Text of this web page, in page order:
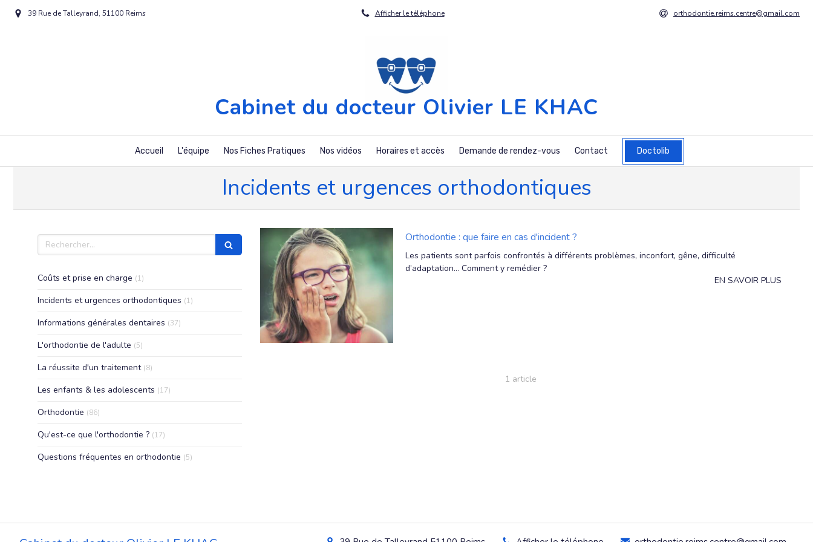
39 Rue de Talleyrand, 51100 Reims Afficher le téléphone orthodontie.reims.centre@gmail.com
Cabinet du docteur Olivier LE KHAC
Accueil L'équipe Nos Fiches Pratiques Nos vidéos Horaires et accès Demande de rendez-vous Contact Doctolib
Incidents et urgences orthodontiques
Orthodontie : que faire en cas d'incident ?
Les patients sont parfois confrontés à différents problèmes, inconfort, gêne, difficulté
d’adaptation... Comment y remédier ?
EN SAVOIR PLUS
1 article
Rechercher
Coûts et prise en charge (1)
Incidents et urgences orthodontiques (1)
Informations générales dentaires (37)
L'orthodontie de l'adulte (5)
La réussite d'un traitement (8)
Les enfants & les adolescents (17)
Orthodontie (86)
Qu'est-ce que l'orthodontie ? (17)
Questions fréquentes en orthodontie (5)